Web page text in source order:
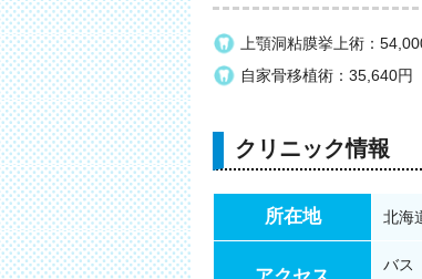
上顎洞粘膜挙上術：
自家骨移植術：35,640円
クリニック情報
所在地 北海
バス